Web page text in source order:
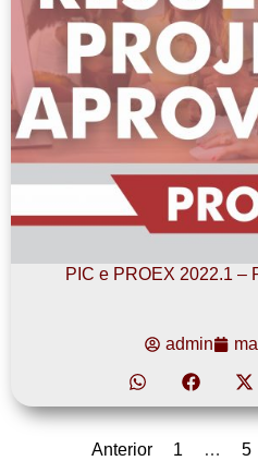
PIC e PROEX 2022.1 –
admin
Anterior 1 … 5